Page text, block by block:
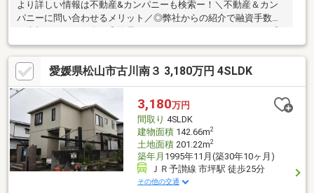
より詳しい情報は不動産&カンパニーも検索ー！＼不動産＆カン
パニーに問い合わせるメリット／◎弊社からの紹介で融資手数料
追加工事の提案と価格に自信があります！◎金額的に最小限で済
む買い方教えます！◎他社掲載の物件も含んでご案内ツアー可
能！物件を比較できます！◎楽しい！ってよく言われます(^^)/弊
社のHPにも書ききれない情報公開しておりますので、詳しくはそ
ちらもご覧ください
愛媛県松山市古川南３ 3,180万円 4SLDK
3,180万円
間取り 4SLDK
建物面積142.66m2
土地面積201.22m2
築年月 1995年11月(築30年10ヶ月)
ＪＲ予讃線 市坪駅 徒歩25分
その他の交通